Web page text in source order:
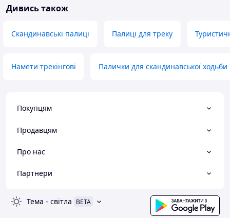
Дивись також
Скандинавські палиці Палиці для треку
Намети трекінгові Палички для скандинавської ходьби
Покупцям
Продавцям
Про нас
Партнери
Тема - світла BETA